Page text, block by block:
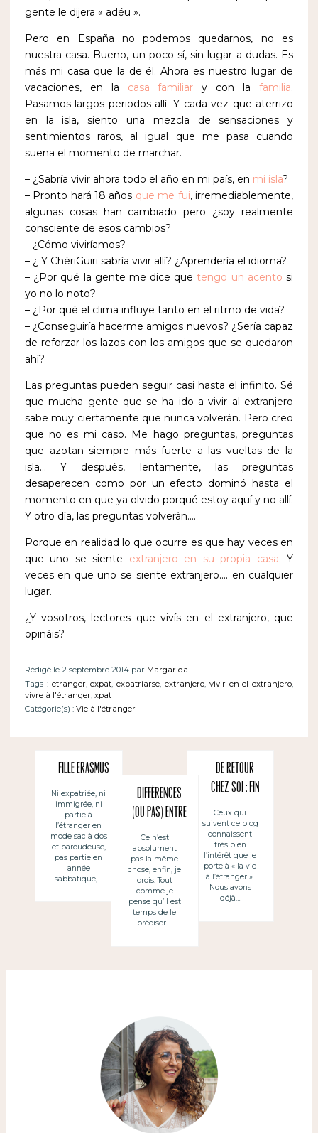
gente le dijera « adéu ».
Pero en España no podemos quedarnos, no es
nuestra casa. Bueno, un poco sí, sin lugar a dudas. Es
más mi casa que la de él. Ahora es nuestro lugar de
vacaciones, en la casa familiary con lafamilia.
Pasamos largos periodos allí. Y cada vez que aterrizo
en la isla, siento una mezcla de sensaciones y
sentimientos raros, al igual que me pasa cuando
suena el momento de marchar.
– ¿Sabría vivir ahora todo el año en mi país, en mi isla?
– Pronto hará 18 años que me fui, irremediablemente,
algunas cosas han cambiado pero ¿soy realmente
consciente de esos cambios?
– ¿Cómo viviríamos?
– ¿ Y ChériGuiri sabría vivir allí? ¿Aprendería el idioma?
– ¿Por qué la gente me dice quetengo un acentosi
yo no lo noto?
– ¿Por qué el clima influye tanto en el ritmo de vida?
– ¿Conseguiría hacerme amigos nuevos? ¿Sería capaz
de reforzar los lazos con los amigos que se quedaron
ahí?
Las preguntas pueden seguir casi hasta el infinito. Sé
que mucha gente que se ha ido a vivir al extranjero
sabe muy ciertamente que nunca volverán. Pero creo
que no es mi caso. Me hago preguntas, preguntas
que azotan siempre más fuerte a las vueltas de la
isla… Y después, lentamente, las preguntas
desaperecen como por un efecto dominó hasta el
momento en que ya olvido porqué estoy aquí y no allí.
Y otro día, las preguntas volverán….
Porque en realidad lo que ocurre es que hay veces en
que uno se siente extranjero en su propia casa. Y
veces en que uno se siente extranjero…. en cualquier
lugar.
¿Y vosotros, lectores que vivís en el extranjero, que
opináis?
Rédigé le 2 septembre 2014 par Margarida
Tags : etranger ,expat ,expatriarse extranjero, vivir en el extranjero
vivre à l'étranger xpat
Catégorie(s) : Vie à l'étranger
Fille Erasmus
Ni expatriée, ni
immigrée, ni
partie à
l’étranger en
mode sac à dos
et baroudeuse,
pas partie en
année
sabbatique,…
Différences
(ou pas) entre
un expat et
une vie à
l’étranger ?
Ce n’est
absolument
pas la même
chose, enfin, je
crois. Tout
comme je
pense qu’il est
temps de le
préciser….
De retour
chez soi : fin
d’une
expatriation ?
Ceux qui
suivent ce blog
connaissent
très bien
l’intérêt que je
porte à « la vie
à l’étranger ».
Nous avons
déjà…